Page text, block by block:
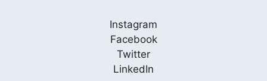
Instagram
Facebook
Twitter
LinkedIn